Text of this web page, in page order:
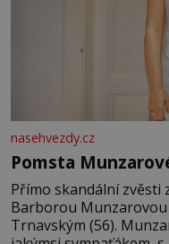
nasehvezdy.cz
Pomsta
Přímo skandální zvěsti
Barborou
Trnavským (56).